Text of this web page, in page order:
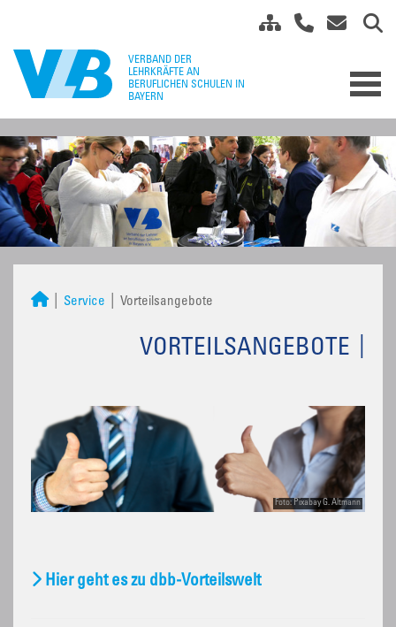
Service Vorteilsangebote
VORTEILSANGEBOTE
Foto: Pixabay G. Altmann
Hier geht es zu dbb-Vorteilswelt